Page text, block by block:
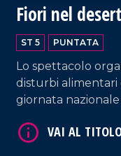
Fiori nel
ST 5 PUNTATA
Lo spettacolo
disturbi alimentari
giornata
VAI AL TITOLO